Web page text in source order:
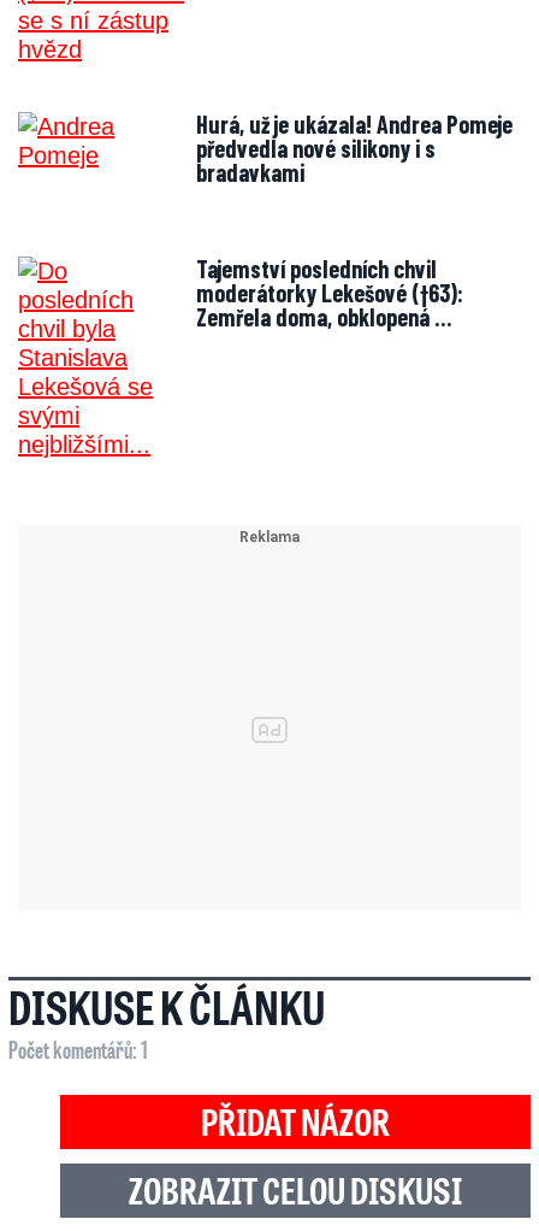
Hurá, už je ukázala! Andrea Pomeje
předvedla nové silikony i s
bradavkami
Tajemství posledních chvil
moderátorky Lekešové (†63):
Zemřela doma, obklopená …
DISKUSE K ČLÁNKU
Počet komentářů: 1
PŘIDAT NÁZOR
ZOBRAZIT CELOU DISKUSI